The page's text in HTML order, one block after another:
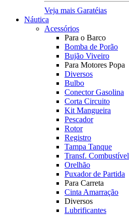
Veja mais Garatéias
Náutica
Acessórios
Para o Barco
Bomba de Porão
Bujão Viveiro
Para Motores Popa
Diversos
Bulbo
Conector Gasolina
Corta Circuito
Kit Mangueira
Pescador
Rotor
Registro
Tampa Tanque
Transf. Combustível
Orelhão
Puxador de Partida
Para Carreta
Cinta Amarração
Diversos
Lubrificantes